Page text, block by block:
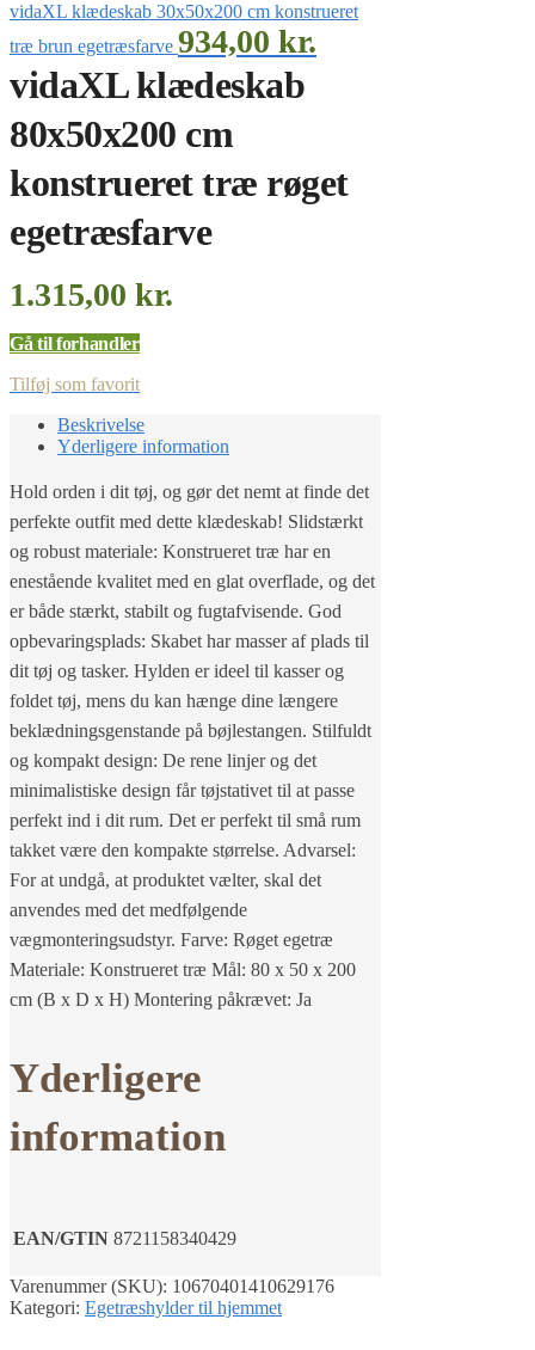
vidaXL klædeskab 30x50x200 cm konstrueret
træ brun egetræsfarve 934,00 kr.
vidaXL klædeskab
80x50x200 cm
konstrueret træ røget
egetræsfarve
1.315,00 kr.
Gå til forhandler
Tilføj som favorit
Beskrivelse
Yderligere information
Hold orden i dit tøj, og gør det nemt at finde det
perfekte outfit med dette klædeskab! Slidstærkt
og robust materiale: Konstrueret træ har en
enestående kvalitet med en glat overflade, og det
er både stærkt, stabilt og fugtafvisende. God
opbevaringsplads: Skabet har masser af plads til
dit tøj og tasker. Hylden er ideel til kasser og
foldet tøj, mens du kan hænge dine længere
beklædningsgenstande på bøjlestangen. Stilfuldt
og kompakt design: De rene linjer og det
minimalistiske design får tøjstativet til at passe
perfekt ind i dit rum. Det er perfekt til små rum
takket være den kompakte størrelse. Advarsel:
For at undgå, at produktet vælter, skal det
anvendes med det medfølgende
vægmonteringsudstyr. Farve: Røget egetræ
Materiale: Konstrueret træ Mål: 80 x 50 x 200
cm (B x D x H) Montering påkrævet: Ja
Yderligere
information
EAN/GTIN 8721158340429
Varenummer (SKU): 10670401410629176
Kategori: Egetræshylder til hjemmet